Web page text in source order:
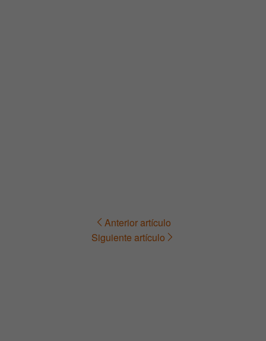
Navegación Anterior artículo
Siguiente artículo